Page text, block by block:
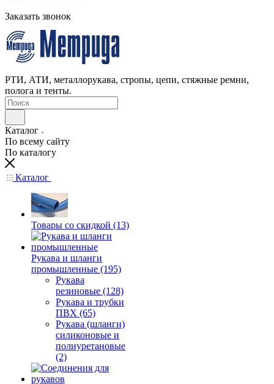
Заказать звонок
РТИ, АТИ, металлорукава, стропы, цепи, стяжные ремни,
полога и тенты.
Каталог
По всему сайту
По каталогу
Каталог
Товары со скидкой (13)
Рукава и шланги
промышленные (195)
Рукава
резиновые (128)
Рукава и трубки
ПВХ (65)
Рукава (шланги)
силиконовые и
полиуретановые
(2)